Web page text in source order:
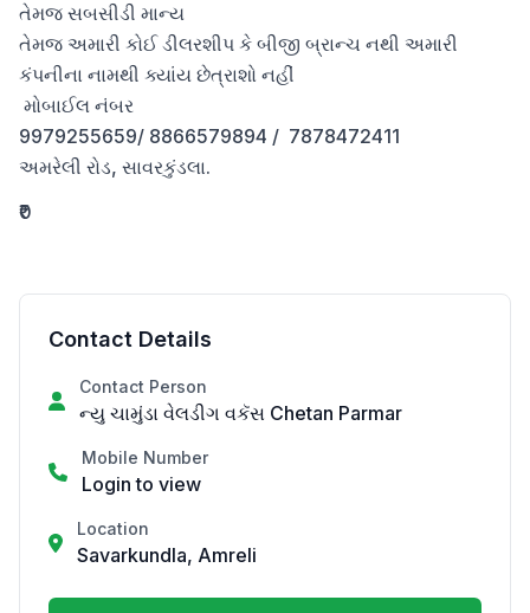
તેમજ સબસીડી માન્ય
તેમજ અમારી કોઈ ડીલરશીપ કે બીજી બ્રાન્ચ નથી અમારી
કંપનીના નામથી ક્યાંય છેત્રાશો નહીં
9979255659/ 8866579894 /  7878472411
અમરેલી રોડ, સાવરકુંડલા.
₹0
Contact Details
Contact Person
ન્યુ ચામુંડા વેલડીગ વકૅસ Chetan Parmar
Mobile Number
Login to view
Location
Savarkundla, Amreli